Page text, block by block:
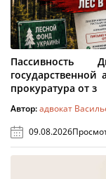
Пассивность
прокуратура от з
Автор:адвокат
09.08.2026